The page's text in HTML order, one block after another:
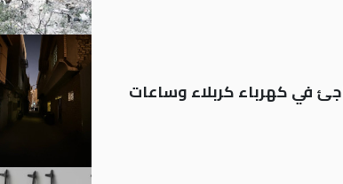
في كهرباء كربلاء وساعات